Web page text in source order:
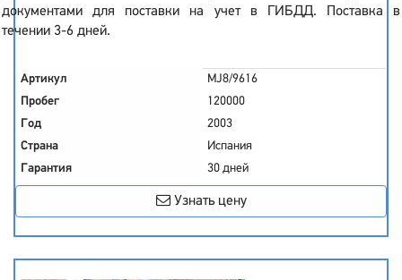
документами для поставки на учет в ГИБДД. Поставка в
течении 3-6 дней.
Артикул
MJ8/9616
Пробег
120000
Год
2003
Страна
Испания
Гарантия
30 дней
Узнать цену